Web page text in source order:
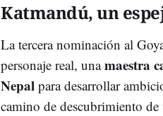
Katmandú, un
La tercera nominación al
personaje real, unamaestra
Nepal para desarrollar
camino de descubrimiento